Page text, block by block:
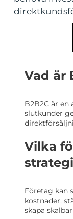
Vad är
B2B2C är
slutkunder
Vilka
Företag kan
kostnader,
skapa